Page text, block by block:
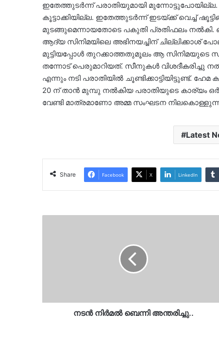
ഇതേത്തുടര്‍ന്ന് പരാതിയുമായി
കൂട്ടാക്കിയില്ല. ഇതേത്തുടര്‍ന്ന് ഇടയ്ക്ക് വെച്ച്
മുടങ്ങുമെന്നായതോടെ പകുതി പ്രതിഫലം നല്‍കി.
ആദ്യ സിനിമയിലെ അഭിനയച്ചിന് ചില്ലിക്കാശ്
മുട്ടിയപ്പോള്‍ തുറക്കാത്തതുമൂലം ആ സിനിമയുടെ
തന്നോട് പെരുമാറിയത്. സീനുകള്‍ വിശദീകരിച്ചു
എന്നും നടി പരാതിയില്‍ ചൂണ്ടിക്കാട്ടിയിട്ടുണ്ട്. ഹേമ
20 ന് താന്‍ മുമ്പു നല്‍കിയ പരാതിയുടെ കാര്യം
വേണ്ടി മാത്രമാണോ അമ്മ സംഘടന
Latest
Share Facebook X LinkedIn
നടൻ നിർമൽ ബെന്നി അന്തരിച്ചു..